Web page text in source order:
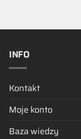
INFO
Kontakt
Moje konto
Baza wiedzy